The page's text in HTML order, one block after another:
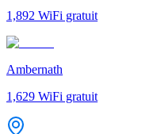
1,892 WiFi gratuit
Ambernath
1,629 WiFi gratuit